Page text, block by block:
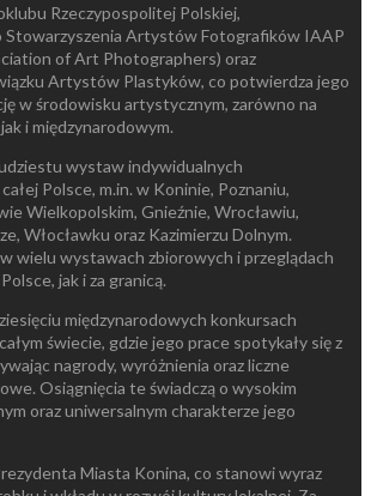
Rzeczypospolitej Polskiej,
Stowarzyszenia Artystów Fotografików IAAP
of Art Photographers) oraz
Artystów Plastyków, co potwierdza jego
w środowisku artystycznym, zarówno na
i międzynarodowym.
wystaw indywidualnych
Polsce, m.in. w Koninie, Poznaniu,
Wielkopolskim, Gnieźnie, Wrocławiu,
Włocławku oraz Kazimierzu Dolnym.
wielu wystawach zbiorowych i przeglądach
jak i za granicą.
międzynarodowych konkursach
świecie, gdzie jego prace spotykały się z
nagrody, wyróżnienia oraz liczne
Osiągnięcia te świadczą o wysokim
oraz uniwersalnym charakterze jego
Miasta Konina, co stanowi wyraz